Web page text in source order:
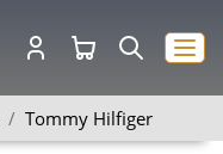
Tommy Hilfiger